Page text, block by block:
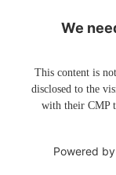
We
This content is
disclosed to the
with their CMP
Powered by